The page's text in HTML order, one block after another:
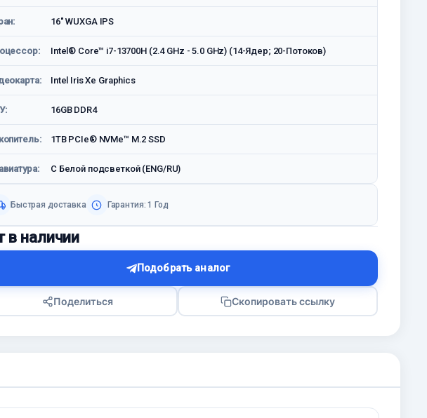
16" WUXGA IPS
Intel® Core™ i7-13700H (2.4 GHz - 5.0 GHz) (14-Ядeр; 20-Потоков)
Intel Iris Xe Graphics
16GB DDR4
1TB PCIe® NVMe™ M.2 SSD
С Белой подсветкой (ENG/RU)
Быстрая доставка Гарантия: 1 Год
в наличии
Подобрать аналог
Поделиться Скопировать ссылку